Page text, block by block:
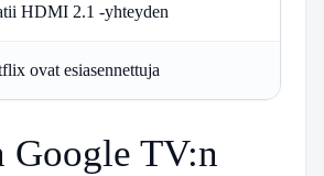
HDMI 2.1 -yhteyden
ovat esiasennettuja
Google TV:n